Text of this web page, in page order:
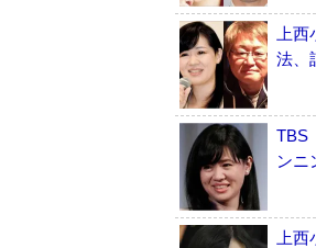
上
法、
TBS
ンニ
上